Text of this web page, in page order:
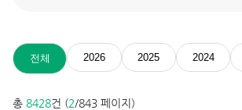
전체 2026 2025 2024
총 8428건 (2/843 페이지)